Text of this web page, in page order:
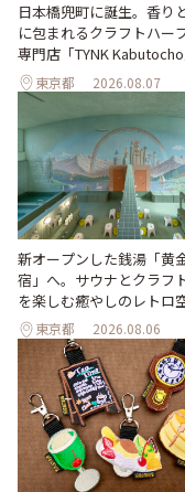
日本橋兜町に誕生。香り
に包まれるクラフトハー
専門店「TYNK Kabutocho
東京都 2026.08.07
新オープンした銭湯「黄
宿」へ。サウナとクラフ
を楽しむ癒やしのレトロ
東京都 2026.08.06